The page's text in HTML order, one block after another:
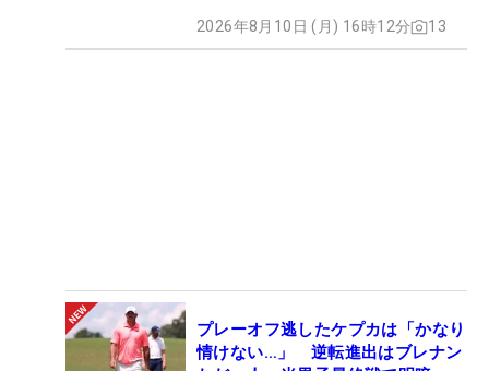
2026年8月10日 (月) 16時12分 13
プレーオフ逃したケプカは「かなり
情けない…」 逆転進出はブレナン